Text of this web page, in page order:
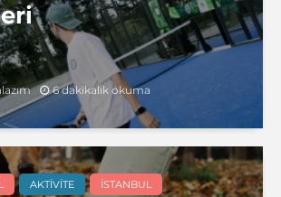
6 dakikalık okuma
AKTIVITE
İSTANBUL